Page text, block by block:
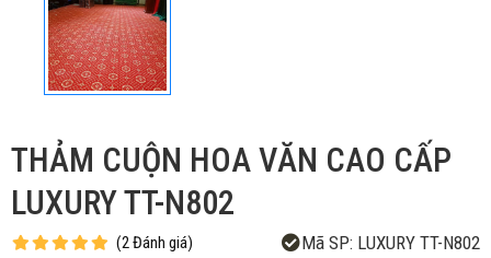
THẢM CUỘN HOA VĂN CAO CẤP
LUXURY TT-N802
(2 Đánh giá) Mã SP: LUXURY TT-N802